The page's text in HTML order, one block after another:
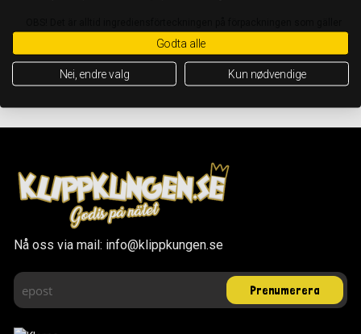
Nå oss via mail: info@klippkungen.se
Godta alle
Nei, endre valg Kun nødvendige